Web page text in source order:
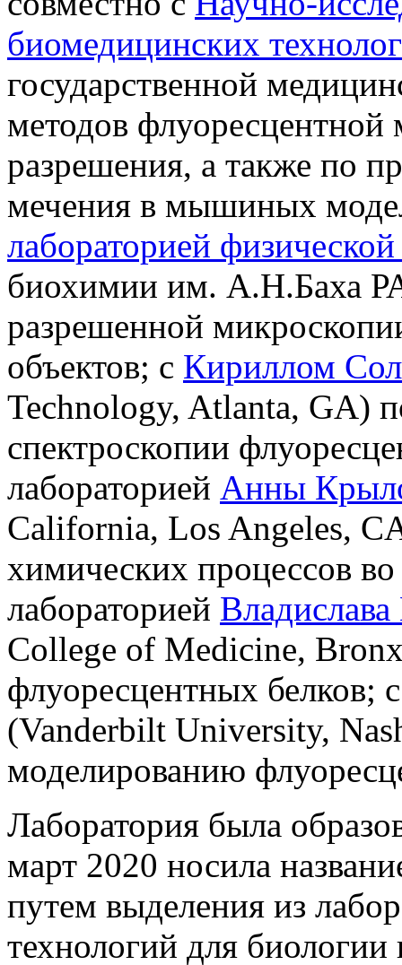
биомедицинских
государственной
методов флуоресцентной
разрешения, а также по
мечения в мышиных
лабораторией
биохимии им. А.Н.Баха
разрешенной
объектов; с Кириллом
Technology, Atlanta, GA)
спектроскопии
лабораторией Анны
California, Los Angeles,
химических процессов
лабораторией
College of Medicine,
флуоресцентных белков;
(Vanderbilt University,
моделированию
Лаборатория была
март 2020 носила
путем выделения из
технологий для